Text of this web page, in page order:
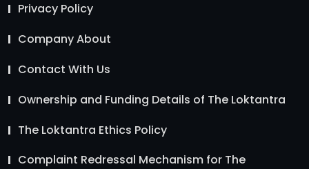
Privacy Policy
Company About
Contact With Us
Ownership and Funding Details of The Loktantra
The Loktantra Ethics Policy
Complaint Redressal Mechanism for The